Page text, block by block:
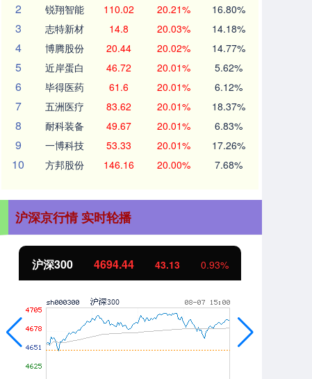
2 锐翔智能 110.02 20.21% 16.80%
3 志特新材 14.8 20.03% 14.18%
4 博腾股份 20.44 20.02% 14.77%
5 近岸蛋白 46.72 20.01% 5.62%
6 毕得医药 61.6 20.01% 6.12%
7 五洲医疗 83.62 20.01% 18.37%
8 耐科装备 49.67 20.01% 6.83%
9 一博科技 53.33 20.01% 17.26%
10 方邦股份 146.16 20.00% 7.68%
沪深京行情 实时轮播
北证50 1134.24 11.37 1.01%